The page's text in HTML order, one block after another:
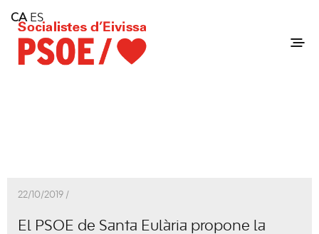
Consell Insular d'Eivissa
Services
Contact
22/10/2019 /
El PSOE de Santa Eulària propone la
CA ES